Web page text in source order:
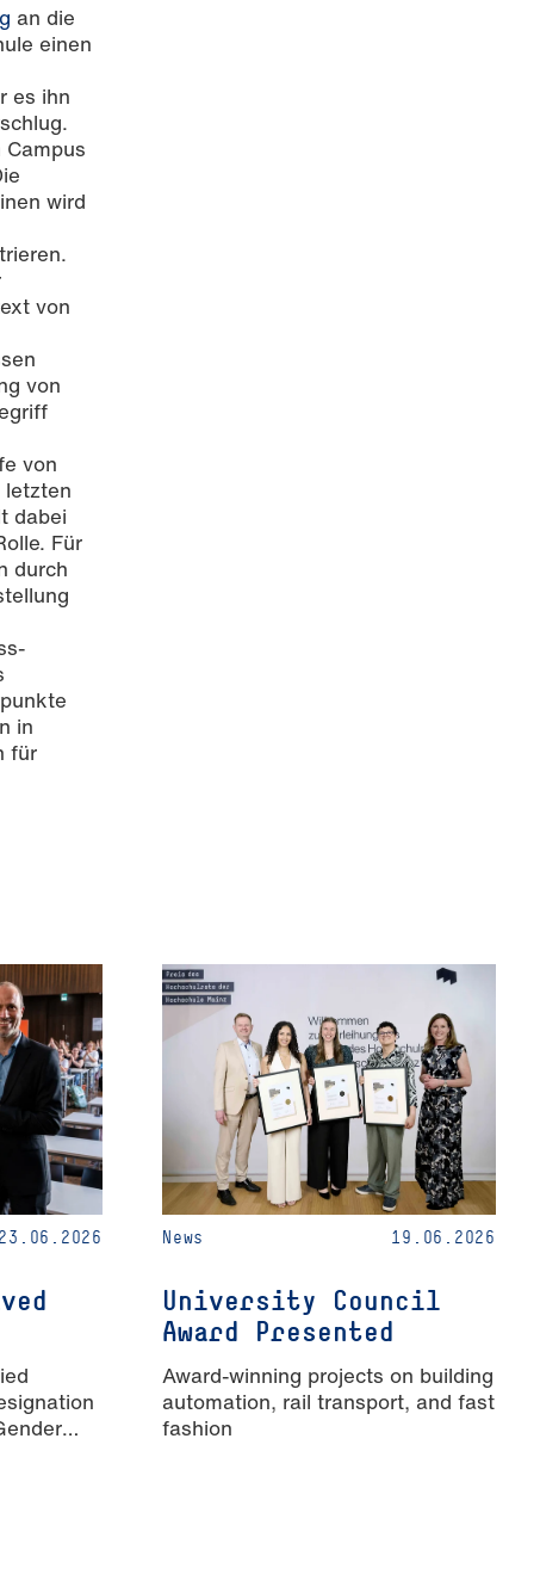
an die
einen
es ihn
wird
von
von
von
letzten
dabei
Für
durch
in
für
23.06.2026 News 19.06.2026
University Council
Award Presented
Award-winning projects on building
automation, rail transport, and fast
fashion